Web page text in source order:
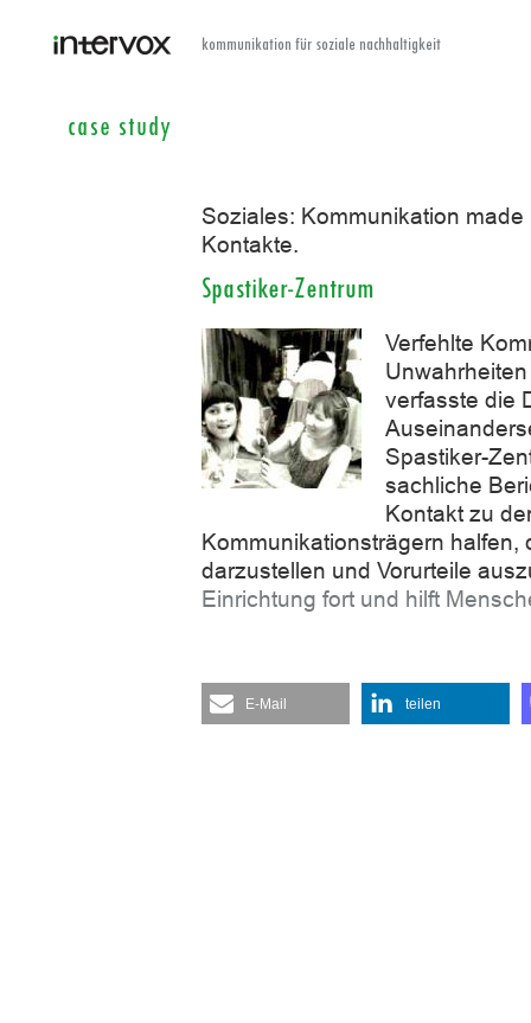
case study
kommunikation für soziale nachhaltigkeit
Soziales: Kommunikation
Kontakte.
Spastiker-Zentrum
Verfehlte
verfasste die
Spastiker-
sachliche
Kontakt zu
Kommunikationsträgern halfen,
darzustellen und Vorurteile
Einrichtung fort und hilft
E-Mail teilen